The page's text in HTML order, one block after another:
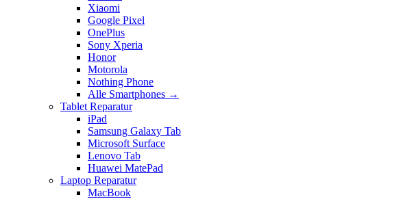
Xiaomi
Google Pixel
OnePlus
Sony Xperia
Honor
Motorola
Nothing Phone
Alle Smartphones →
Tablet Reparatur
iPad
Samsung Galaxy Tab
Microsoft Surface
Lenovo Tab
Huawei MatePad
Laptop Reparatur
MacBook